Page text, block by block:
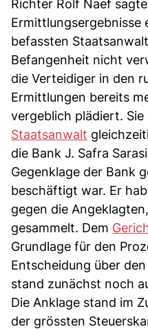
Richter Rolf Naef
Ermittlungsergebnisse
befassten
Befangenheit nicht
die Verteidiger in den
Ermittlungen bereits
vergeblich plädiert.
Staatsanwalt
die Bank J. Safra
Gegenklage der Bank
beschäftigt war. Er
gegen die
gesammelt. Dem
Grundlage für den
Entscheidung über
stand zunächst noch
Die Anklage stand im
der grössten